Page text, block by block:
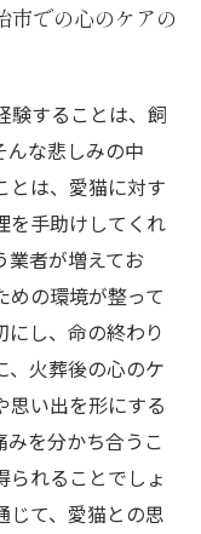
市での心のケアの
験することは、飼
んな悲しみの中
とは、愛猫に対す
を手助けしてくれ
業者が増えてお
めの環境が整って
にし、命の終わり
、火葬後の心のケ
思い出を形にする
を分かち合うこ
られることでしょ
じて、愛猫との思